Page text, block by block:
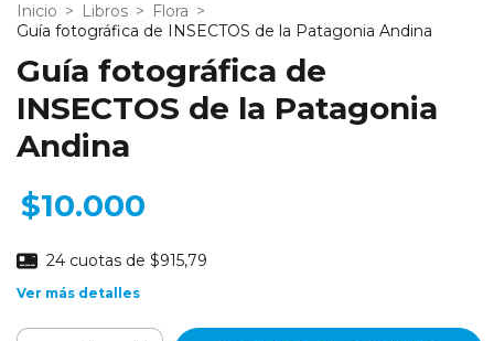
Inicio > Libros > Flora >
Guía fotográfica de INSECTOS de la Patagonia Andina
Guía fotográfica de
INSECTOS de la Patagonia
Andina
$10.000
24 cuotas de $915,79
Ver más detalles